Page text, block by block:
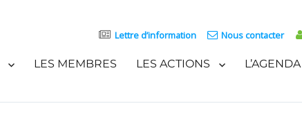
Lettre d’information Nous contacter
LES MEMBRES LES ACTIONS L’AGENDA